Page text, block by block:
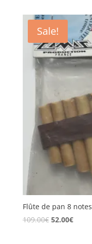
Sale!
Flûte de pan 8 notes
109.00€ 52.00€